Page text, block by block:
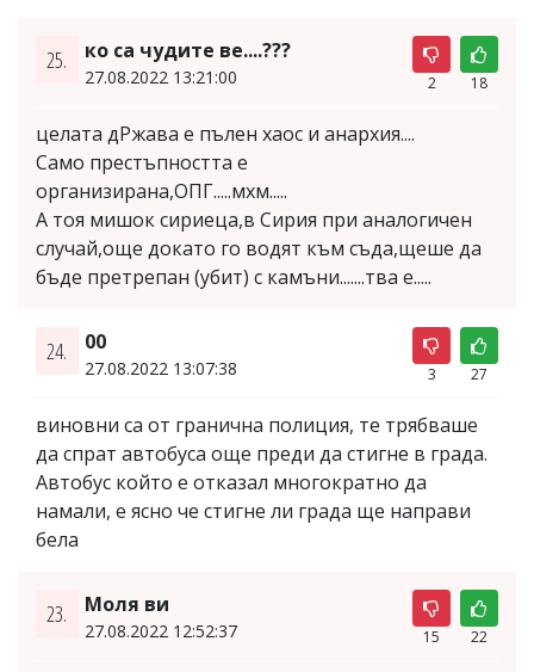
25. ко са чудите ве....???
27.08.2022 13:21:00 2 18
целата дРжава е пълен хаос и анархия....
Само престъпността е
организирана,ОПГ.....мхм.....
А тоя мишок сириеца,в Сирия при аналогичен
случай,още докато го водят към съда,щеше да
бъде претрепан (убит) с камъни.......тва е.....
24. 00
27.08.2022 13:07:38 3 27
виновни са от гранична полиция, те трябваше
да спрат автобуса още преди да стигне в града.
Автобус който е отказал многократно да
намали, е ясно че стигне ли града ще направи
бела
23. Моля ви
27.08.2022 12:52:37 15 22